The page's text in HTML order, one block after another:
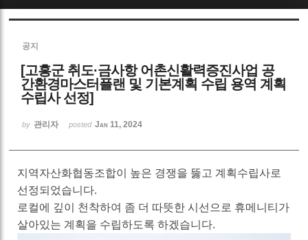
공지
[고흥군 취도·금사항 어촌신활력증진사업 공
간환경마스터플랜 및 기본계획 수립 용역 계획
수립사 선정]
by 관리자 posted Jan 11, 2024
지역자산화협동조합이 높은 경쟁을 뚫고 계획수립사로
선정되었습니다.
로컬에 깊이 천착하여 좀 더 따뜻한 시선으로 휴메니티가
살아있는 계획을 수립하도록 하겠습니다.
Sketchbook5, 스케치북5
Sketchbook5, 스케치북5